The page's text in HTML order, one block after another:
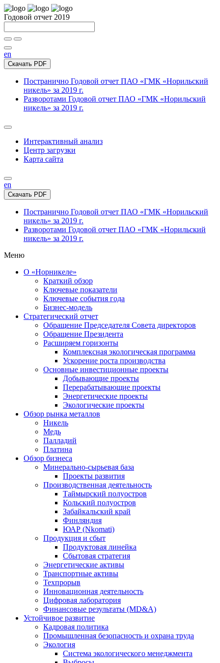
Годовой отчет 2019
en
Скачать PDF
Постранично Годовой отчет ПАО «ГМК «Норильский
никель» за 2019 г.
Разворотами Годовой отчет ПАО «ГМК «Норильский
никель» за 2019 г.
Интерактивный анализ
Центр загрузки
Карта сайта
en
Скачать PDF
Постранично Годовой отчет ПАО «ГМК «Норильский
никель» за 2019 г.
Разворотами Годовой отчет ПАО «ГМК «Норильский
никель» за 2019 г.
Меню
О «Норникеле»
Краткий обзор
Ключевые показатели
Ключевые события года
Бизнес-модель
Стратегический отчет
Обращение Председателя Совета директоров
Обращение Президента
Расширяем горизонты
Комплексная экологическая программа
Ускорение роста производства
Основные инвестиционные проекты
Добывающие проекты
Перерабатывающие проекты
Энергетические проекты
Экологические проекты
Обзор рынка металлов
Никель
Медь
Палладий
Платина
Обзор бизнеса
Минерально-сырьевая база
Проекты развития
Производственная деятельность
Таймырский полуостров
Кольский полуостров
Забайкальский край
Финляндия
ЮАР (Nkomati)
Продукция и сбыт
Продуктовая линейка
Сбытовая стратегия
Энергетические активы
Транспортные активы
Техпрорыв
Инновационная деятельность
Цифровая лаборатория
Финансовые результаты (MD&A)
Устойчивое развитие
Кадровая политика
Промышленная безопасность и охрана труда
Экология
Система экологического менеджмента